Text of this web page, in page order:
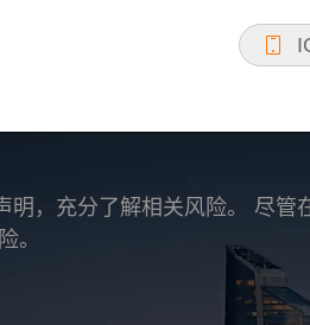
，充分了解相关风险。 尽
。